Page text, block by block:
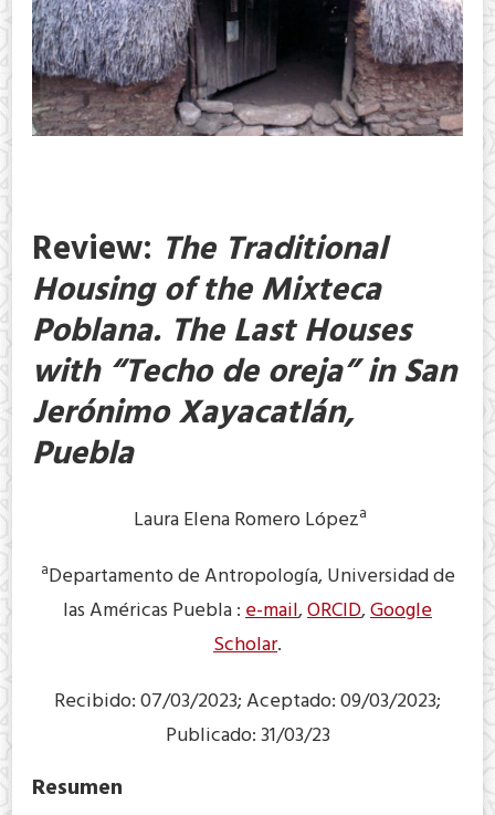
Review: The Traditional
Housing of the Mixteca
Poblana. The Last Houses
with “Techo de oreja” in San
Jerónimo Xayacatlán,
Puebla
Laura Elena Romero Lópeza
aDepartamento de Antropología, Universidad de
las Américas Puebla :e-mail,ORCID,Google
Scholar.
Recibido: 07/03/2023; Aceptado: 09/03/2023;
Publicado: 31/03/23
Resumen